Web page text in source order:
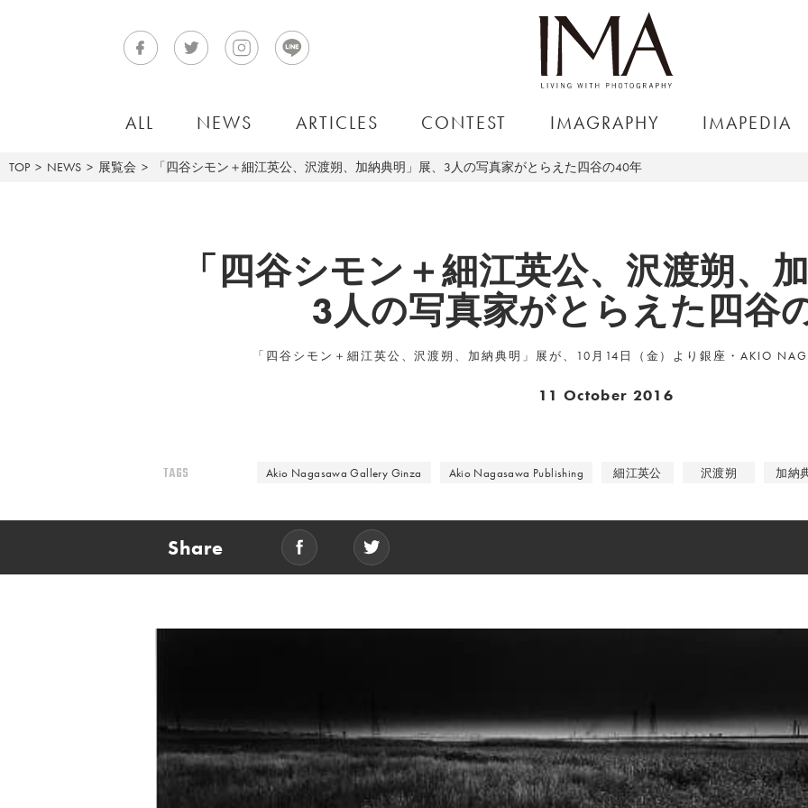
ALL NEWS ARTICLES CONTEST IMAGRAPHY IMAPEDIA
TOP NEWS 展覧会 「四谷シモン＋細江英公、沢渡朔、加納典明」展、3人の写真家がとらえた四谷の40年
「四谷シモン＋細江英公、沢渡朔、
3人の写真家がとらえた四谷
「四谷シモン＋細江英公、沢渡朔、加納典明」展が、10月14日（金）より銀座・AKIO
11 October 2016
TAGS Akio Nagasawa Gallery Ginza Akio Nagasawa Publishing 細江英公 沢渡朔 加納
Share